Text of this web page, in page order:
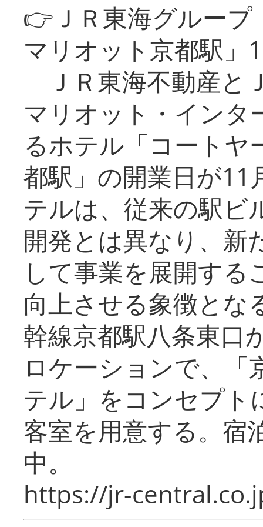
👉ＪＲ東海グルー
マリオット京都駅」
ＪＲ東海不動産と
マリオット・インタ
るホテル「コートヤ
都駅」の開業日が11
テルは、従来の駅ビ
開発とは異なり、新
して事業を展開する
向上させる象徴とな
幹線京都駅八条東口
ロケーションで、「
テル」をコンセプト
客室を用意する。宿
中。
https://jr-